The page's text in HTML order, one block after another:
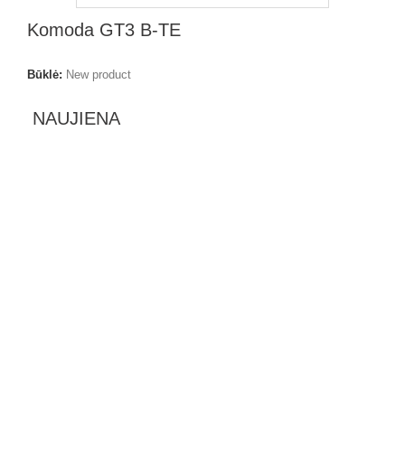
Komoda GT3 B-TE
Būklė: New product
NAUJIENA